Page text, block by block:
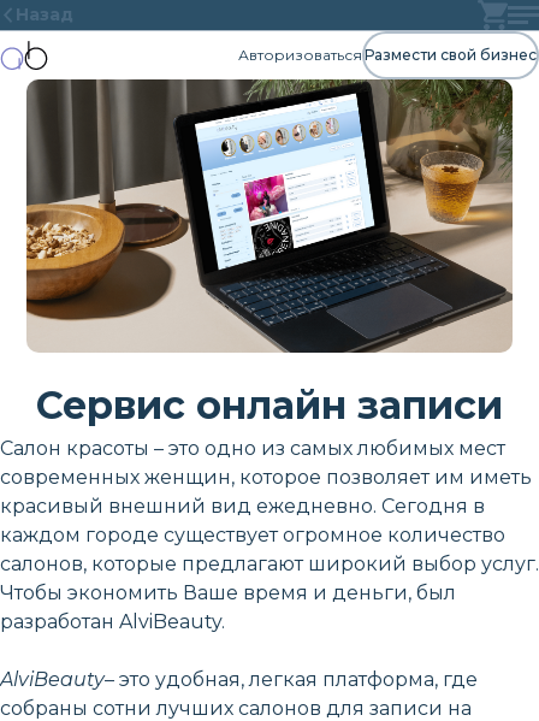
Назад
Авторизоваться Размести свой бизнес
Сервис онлайн записи
Салон красоты – это одно из самых любимых мест
современных женщин, которое позволяет им иметь
красивый внешний вид ежедневно. Сегодня в
каждом городе существует огромное количество
салонов, которые предлагают широкий выбор услуг.
Чтобы экономить Ваше время и деньги, был
разработан AlviBeauty.
AlviBeauty– это удобная, легкая платформа, где
собраны сотни лучших салонов для записи на